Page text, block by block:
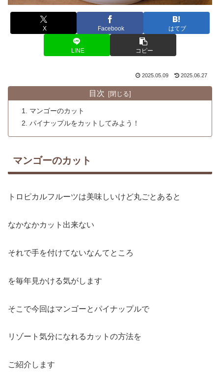
X Facebook はてブ
LINE コピー
2025.05.09 2025.06.27
目次
マンゴーのカット
パイナップルをカットしてみよう！
マンゴーのカット
トロピカルフルーツは美味しいけど丸ごとあると
なかなかカット出来ない
それで手を付けてないなんてところ
を毎年見かける気がします
そこで今回はマンゴーとパイナップルで
リゾート気分になれるカットの方法を
ご紹介します